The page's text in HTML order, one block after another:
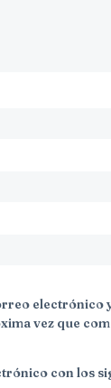
electrónico
vez que
con los